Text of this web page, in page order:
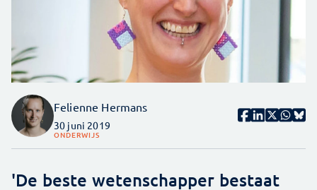
Felienne Hermans
30 juni 2019
ONDERWIJS
'De beste wetenschapper bestaat